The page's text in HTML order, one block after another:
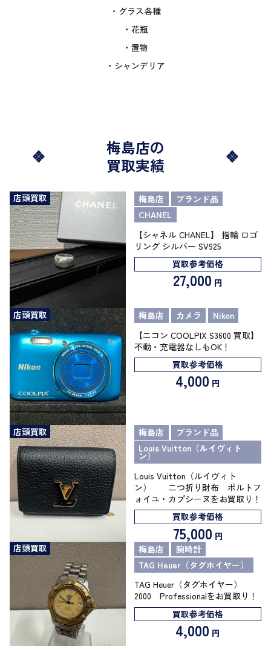
・グラス各種
・花瓶
・置物
・シャンデリア
梅島店の
買取実績
店頭買取 梅島店
ブランド品
CHANEL
【シャネル CHANEL】 指輪 ロゴ
リング シルバー SV925
買取参考価格
27,000 円
店頭買取 梅島店 カメラ
Nikon
【ニコン COOLPIX S3600 買取】
不動・充電器なしもOK！
買取参考価格
4,000 円
店頭買取 梅島店
ブランド品
Louis Vuitton（ルイヴィト
ン）
Louis Vuitton（ルイヴィト
ン） 二つ折り財布 ポルトフ
ォイユ・カプシーヌをお買取り！
買取参考価格
75,000 円
店頭買取
梅島店
腕時計
TAG Heuer（タグホイヤー）
TAG Heuer（タグホイヤー）
2000 Professionalをお買取り！
買取参考価格
4,000 円